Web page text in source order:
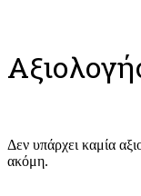
Δεν υπάρχει καμία
ακόμη.